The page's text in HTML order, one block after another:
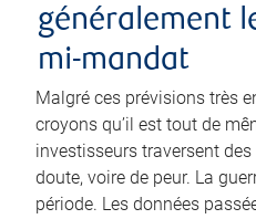
généralement
mi-mandat
Malgré ces prévisions très
croyons qu’il est tout de
investisseurs traversent
doute, voire de peur. La
période. Les données